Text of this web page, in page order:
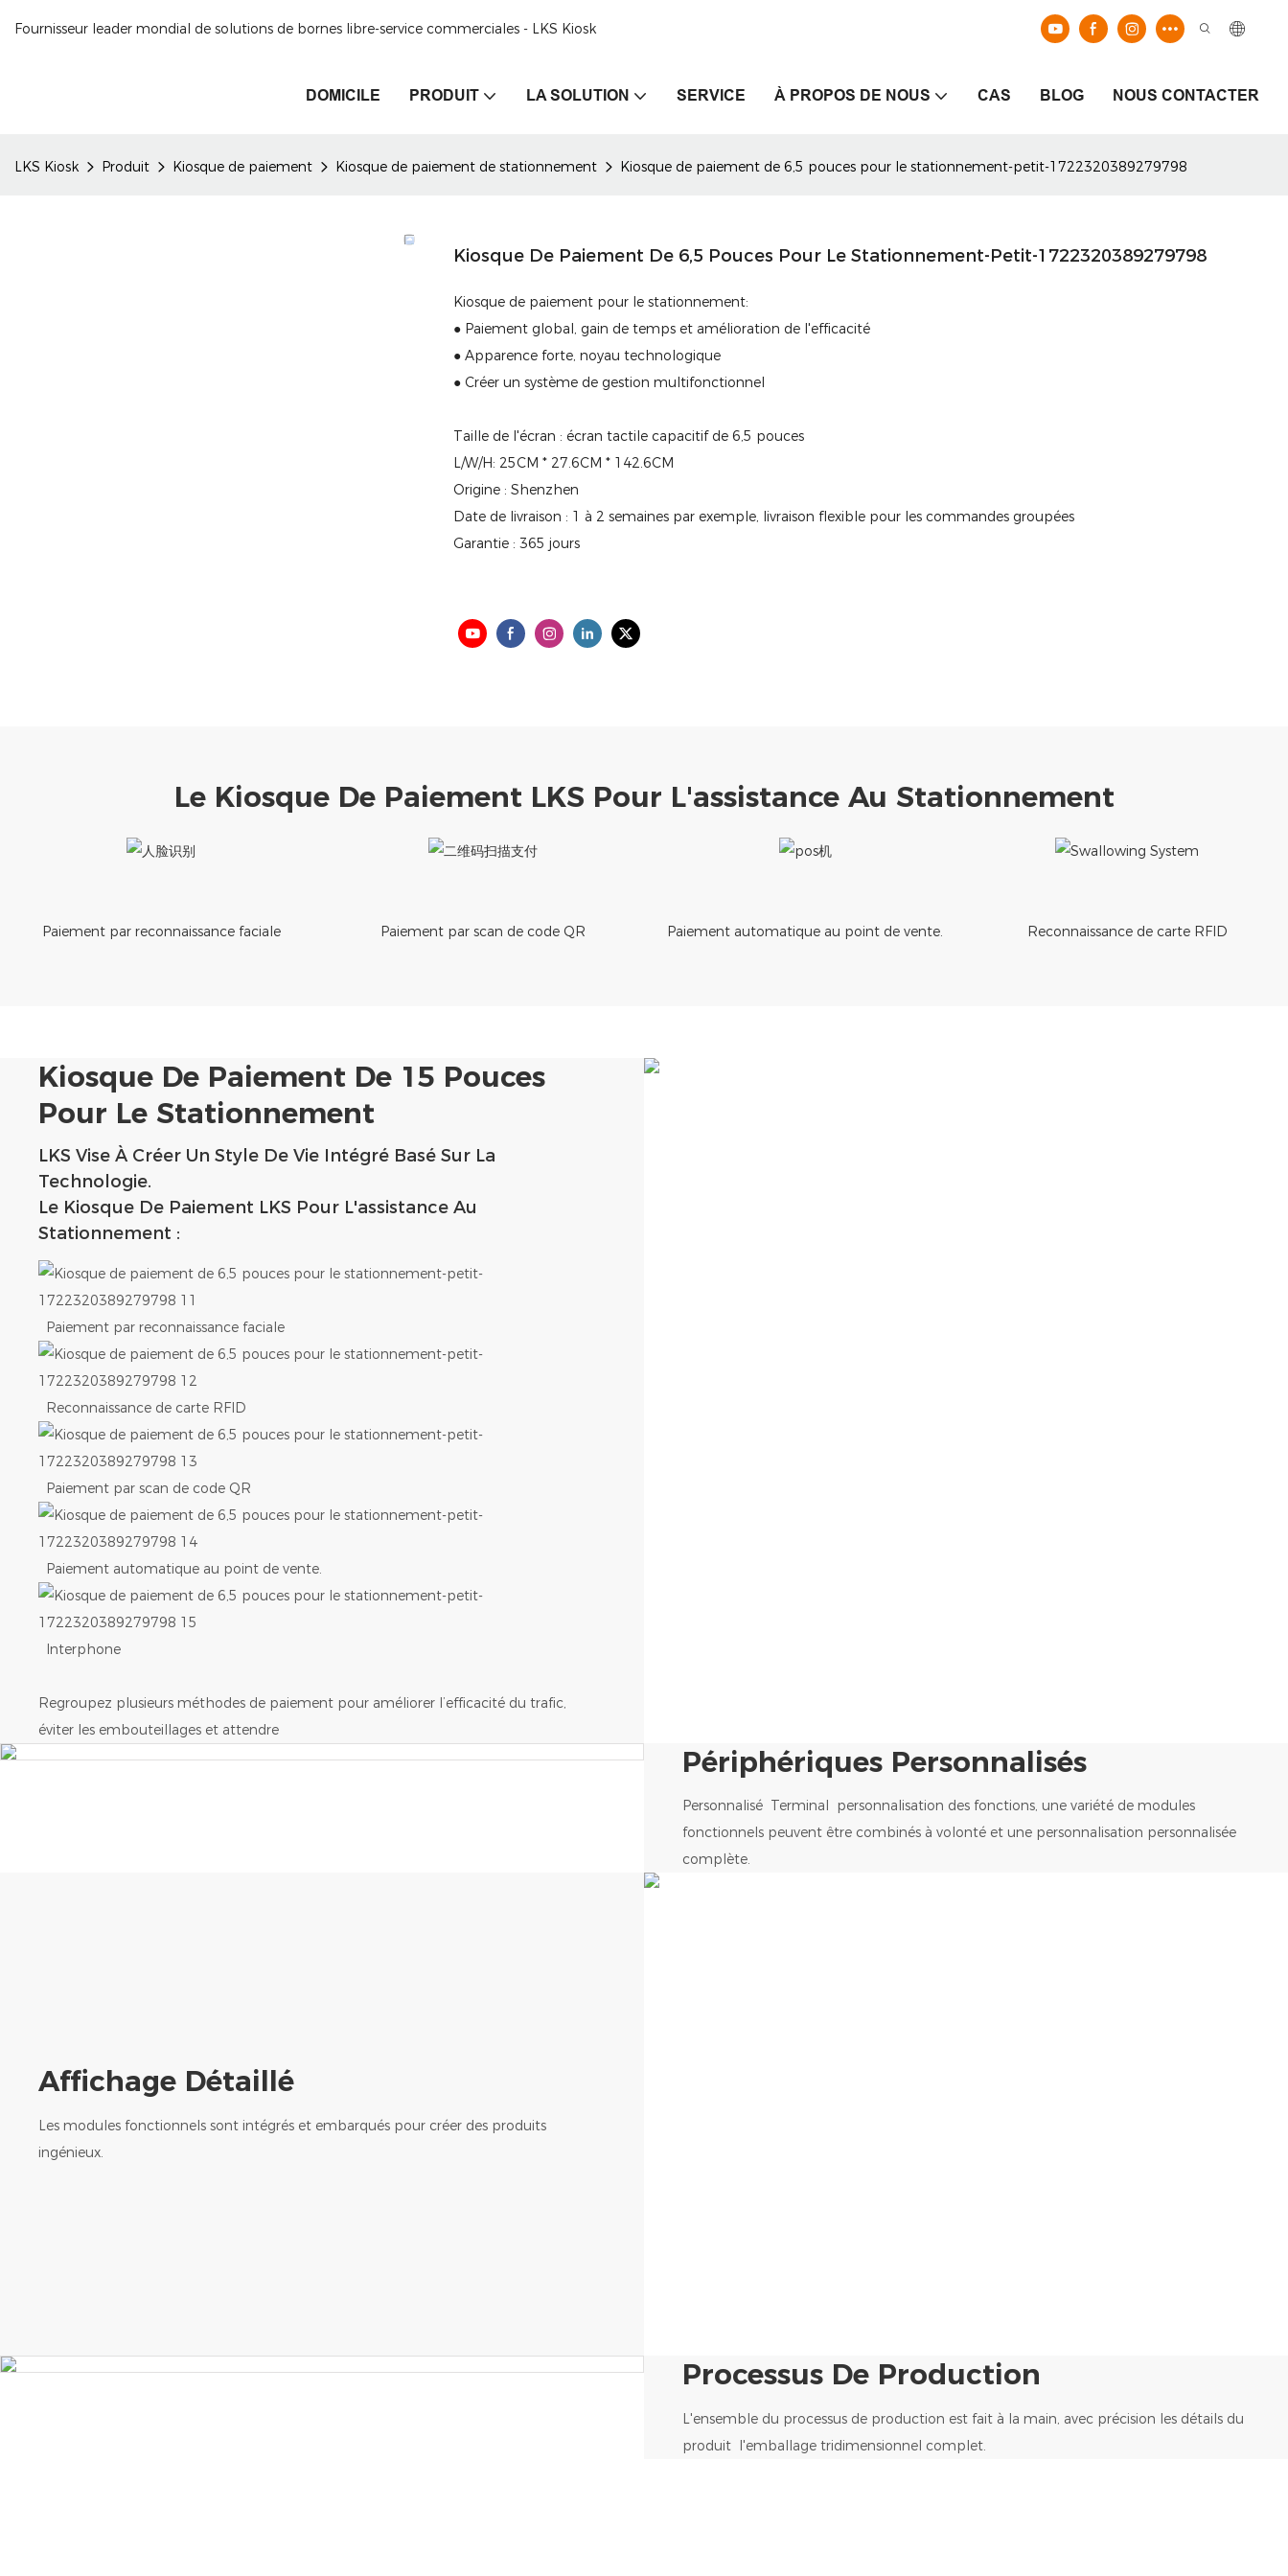
Fournisseur leader mondial de solutions de bornes libre-service commerciales - LKS Kiosk
DOMICILE PRODUIT LA SOLUTION SERVICE À PROPOS DE NOUS CAS BLOG NOUS CONTACTER
LKS Kiosk Produit Kiosque de paiement Kiosque de paiement de stationnement Kiosque de paiement de 6,5 pouces pour le stationnement-petit-1722320389279798
Kiosque De Paiement De 6,5 Pouces Pour Le Stationnement-Petit-1722320389279798
Kiosque de paiement pour le stationnement:
● Paiement global, gain de temps et amélioration de l'efficacité
● Apparence forte, noyau technologique
● Créer un système de gestion multifonctionnel
Taille de l'écran : écran tactile capacitif de 6,5 pouces
L/W/H: 25CM * 27.6CM * 142.6CM
Origine : Shenzhen
Date de livraison : 1 à 2 semaines par exemple, livraison flexible pour les commandes groupées
Garantie : 365 jours
Le Kiosque De Paiement LKS Pour L'assistance Au Stationnement
Paiement par reconnaissance faciale Paiement par scan de code QR Paiement automatique au point de vente. Reconnaissance de carte RFID
Kiosque De Paiement De 15 Pouces
Pour Le Stationnement
LKS Vise À Créer Un Style De Vie Intégré Basé Sur La
Technologie.
Le Kiosque De Paiement LKS Pour L'assistance Au
Stationnement :
Paiement par reconnaissance faciale
Reconnaissance de carte RFID
Paiement par scan de code QR
Paiement automatique au point de vente.
Interphone
Regroupez plusieurs méthodes de paiement pour améliorer l’efficacité du trafic,
éviter les embouteillages et attendre
Périphériques Personnalisés
Personnalisé Terminal personnalisation des fonctions, une variété de modules
fonctionnels peuvent être combinés à volonté et une personnalisation personnalisée
complète.
Affichage Détaillé
Les modules fonctionnels sont intégrés et embarqués pour créer des produits
ingénieux.
Processus De Production
L'ensemble du processus de production est fait à la main, avec précision les détails du
produit l'emballage tridimensionnel complet.